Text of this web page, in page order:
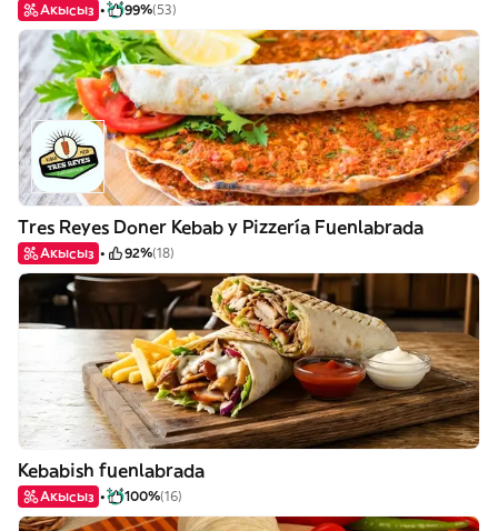
Акысыз 99%(53)
Tres Reyes Doner Kebab y Pizzería Fuenlabrada
Акысыз 92%(18)
Kebabish fuenlabrada
Акысыз 100%(16)